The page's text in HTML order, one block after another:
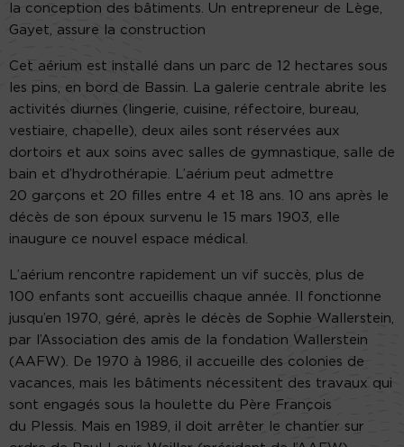
la conception des bâtiments. Un entrepreneur de Lège,
Gayet, assure la construction
Cet aérium est installé dans un parc de 12 hectares sous
les pins, en bord de Bassin. La galerie centrale abrite les
activités diurnes (lingerie, cuisine, réfectoire, bureau,
vestiaire, chapelle), deux ailes sont réservées aux
dortoirs et aux soins avec salles de gymnastique, salle de
bain et d’hydrothérapie. L’aérium peut admettre
20 garçons et 20 filles entre 4 et 18 ans. 10 ans après le
décès de son époux survenu le 15 mars 1903, elle
inaugure ce nouvel espace médical.
L’aérium rencontre rapidement un vif succès, plus de
100 enfants sont accueillis chaque année. Il fonctionne
jusqu’en 1970, géré, après le décès de Sophie Wallerstein,
par l’Association des amis de la fondation Wallerstein
(AAFW). De 1970 à 1986, il accueille des colonies de
vacances, mais les bâtiments nécessitent des travaux qui
sont engagés sous la houlette du Père François
du Plessis. Mais en 1989, il doit arrêter le chantier sur